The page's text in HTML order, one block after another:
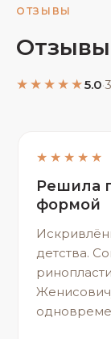
ОТЗЫВЫ
★★★★★5.0·
★★★★★
Решила
формой
детства.